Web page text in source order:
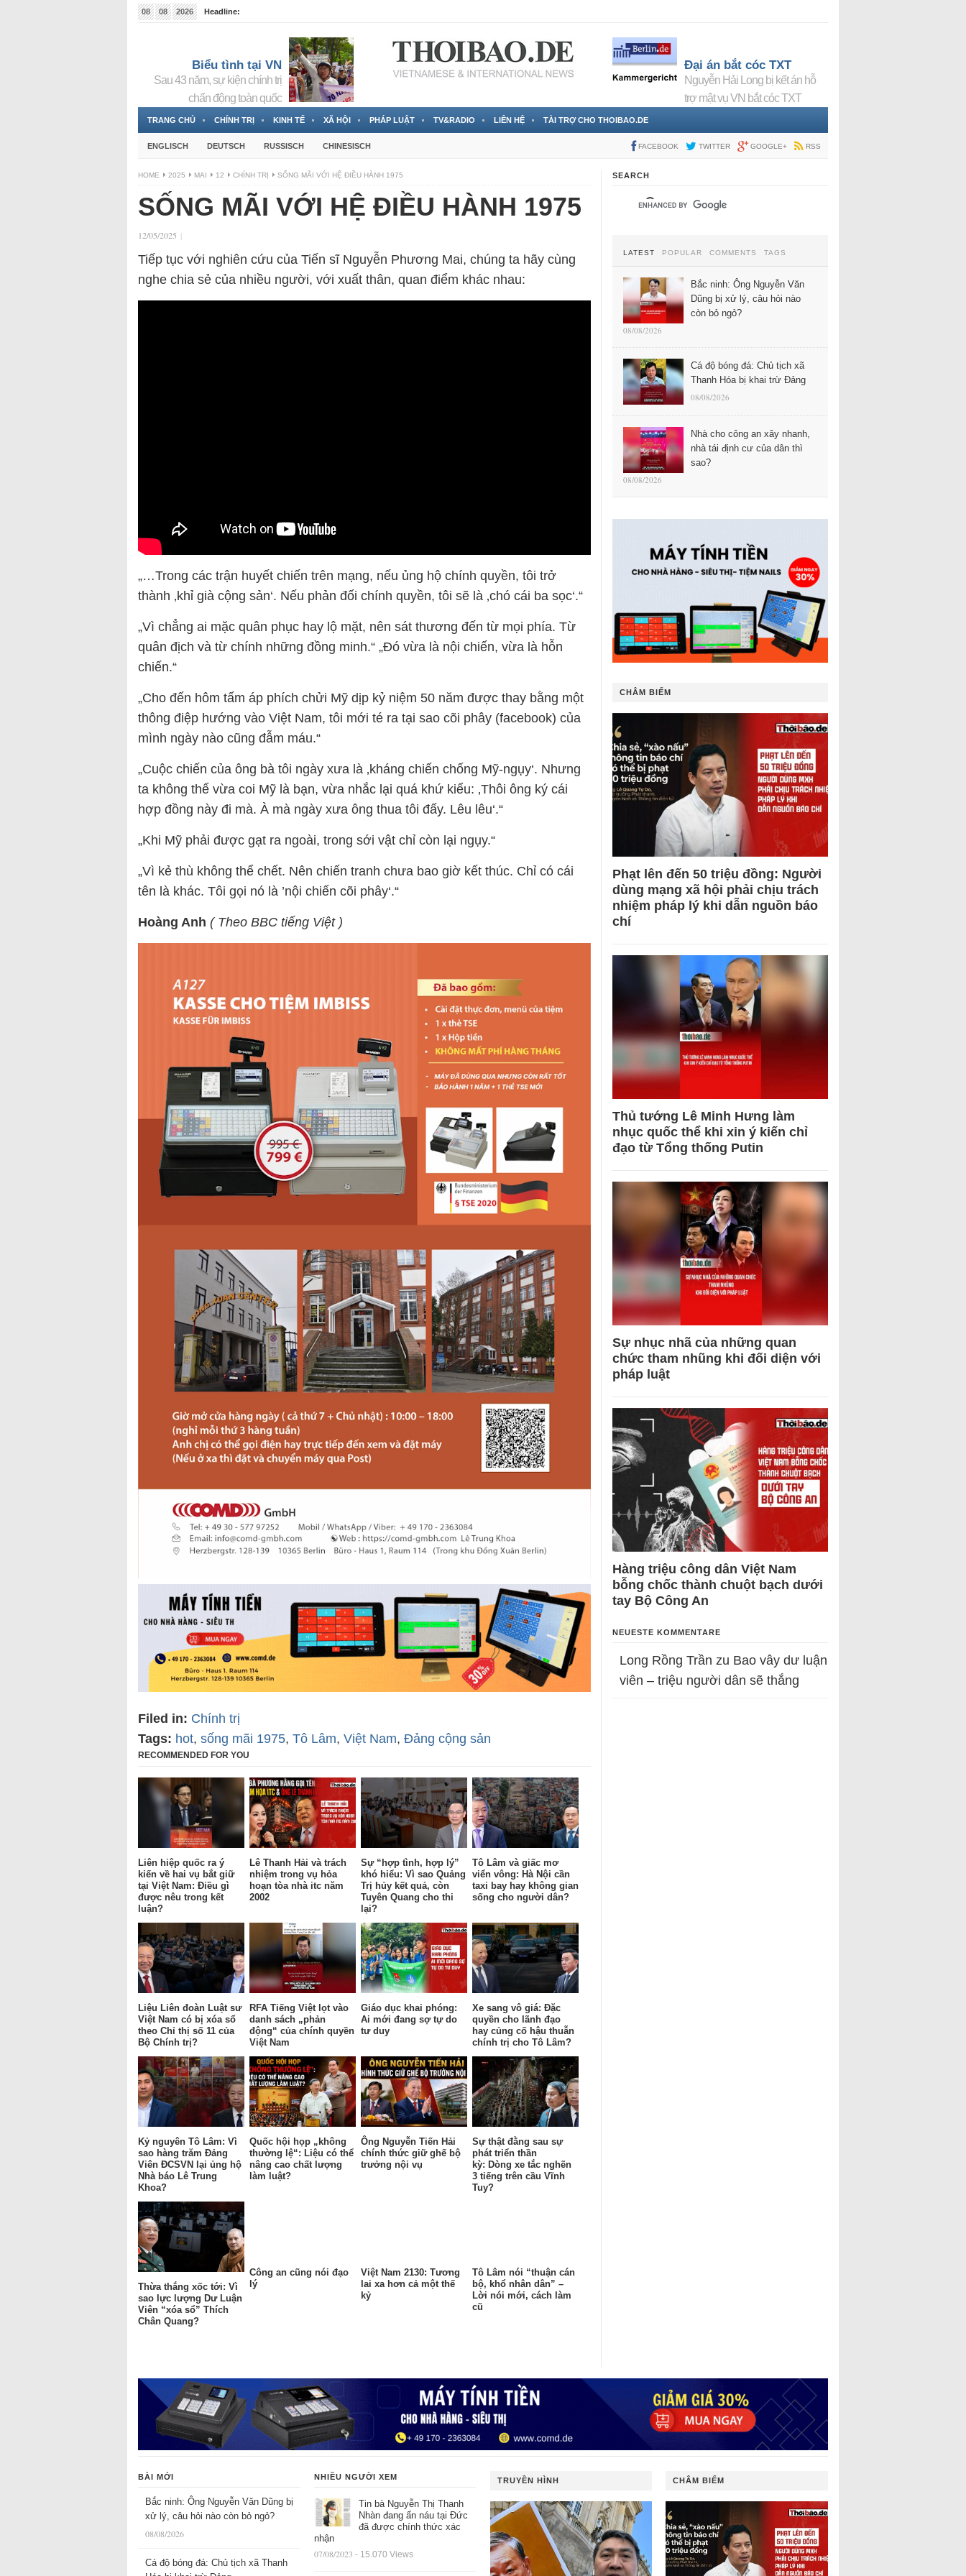
08 08 2026
Headline:
Biểu tình tại VN
Sau 43 năm, sự kiện chính trị
chấn động toàn quốc
Đại án bắt cóc TXT
Nguyễn Hải Long bị kết án hỗ
trợ mật vụ VN bắt cóc TXT
TRANG CHỦ CHÍNH TRỊ KINH TẾ XÃ HỘI PHÁP LUẬT TV&RADIO LIÊN HỆ TÀI TRỢ CHO THOIBAO.DE
ENGLISCH DEUTSCH RUSSISCH CHINESISCH FACEBOOK TWITTER GOOGLE+ RSS
HOME 2025 MAI 12 CHÍNH TRỊ SỐNG MÃI VỚI HỆ ĐIỀU HÀNH 1975
SỐNG MÃI VỚI HỆ ĐIỀU HÀNH 1975
12/05/2025 |
Tiếp tục với nghiên cứu của Tiến sĩ Nguyễn Phương Mai, chúng ta hãy cùng
nghe chia sẻ của nhiều người, với xuất thân, quan điểm khác nhau:
„…Trong các trận huyết chiến trên mạng, nếu ủng hộ chính quyền, tôi trở
thành ‚khỉ già cộng sản‘. Nếu phản đối chính quyền, tôi sẽ là ‚chó cái ba sọc‘.“
„Vì chẳng ai mặc quân phục hay lộ mặt, nên sát thương đến từ mọi phía. Từ
quân địch và từ chính những đồng minh.“ „Đó vừa là nội chiến, vừa là hỗn
chiến.“
„Cho đến hôm tấm áp phích chửi Mỹ dịp kỷ niệm 50 năm được thay bằng một
thông điệp hướng vào Việt Nam, tôi mới té ra tại sao cõi phây (facebook) của
mình ngày nào cũng đẫm máu.“
„Cuộc chiến của ông bà tôi ngày xưa là ‚kháng chiến chống Mỹ-ngụy‘. Nhưng
ta không thể vừa coi Mỹ là bạn, vừa nhắc lại quá khứ kiểu: ‚Thôi ông ký cái
hợp đồng này đi mà. À mà ngày xưa ông thua tôi đấy. Lêu lêu‘.“
„Khi Mỹ phải được gạt ra ngoài, trong sới vật chỉ còn lại ngụy.“
„Vì kẻ thù không thể chết. Nên chiến tranh chưa bao giờ kết thúc. Chỉ có cái
tên là khác. Tôi gọi nó là ’nội chiến cõi phây‘.“
Hoàng Anh ( Theo BBC tiếng Việt )
Filed in: Chính trị
Tags: hot, sống mãi 1975, Tô Lâm, Việt Nam, Đảng cộng sản
RECOMMENDED FOR YOU
Liên hiệp quốc ra ý
kiến về hai vụ bắt giữ
tại Việt Nam: Điều gì
được nêu trong kết
luận?
Lê Thanh Hải và trách
nhiệm trong vụ hỏa
hoạn tòa nhà itc năm
2002
Sự “hợp tình, hợp lý”
khó hiểu: Vì sao Quảng
Trị hủy kết quả, còn
Tuyên Quang cho thi
lại?
Tô Lâm và giấc mơ
viển vông: Hà Nội cần
taxi bay hay không gian
sống cho người dân?
Liệu Liên đoàn Luật sư
Việt Nam có bị xóa sổ
theo Chỉ thị số 11 của
Bộ Chính trị?
RFA Tiếng Việt lọt vào
danh sách „phản
động“ của chính quyền
Việt Nam
Giáo dục khai phóng:
Ai mới đang sợ tự do
tư duy
Xe sang vô giá: Đặc
quyền cho lãnh đạo
hay củng cố hậu thuẫn
chính trị cho Tô Lâm?
Kỷ nguyên Tô Lâm: Vì
sao hàng trăm Đảng
Viên ĐCSVN lại ủng hộ
Nhà báo Lê Trung
Khoa?
Quốc hội họp „không
thường lệ“: Liệu có thể
nâng cao chất lượng
làm luật?
Ông Nguyễn Tiến Hải
chính thức giữ ghế bộ
trưởng nội vụ
Sự thật đằng sau sự
phát triển thần
kỳ: Dòng xe tắc nghẽn
3 tiếng trên cầu Vĩnh
Tuy?
Thừa thắng xốc tới: Vì
sao lực lượng Dư Luận
Viên “xóa sổ” Thích
Chân Quang?
Công an cũng nói đạo
lý
Việt Nam 2130: Tương
lai xa hơn cả một thế
kỷ
Tô Lâm nói “thuận cán
bộ, khổ nhân dân” –
Lời nói mới, cách làm
cũ
SEARCH
LATEST POPULAR COMMENTS TAGS
Bắc ninh: Ông Nguyễn Văn
Dũng bị xử lý, câu hỏi nào
còn bỏ ngỏ?
08/08/2026
Cá độ bóng đá: Chủ tịch xã
Thanh Hóa bị khai trừ Đảng
08/08/2026
Nhà cho công an xây nhanh,
nhà tái định cư của dân thì
sao?
08/08/2026
CHÂM BIẾM
Phạt lên đến 50 triệu đồng: Người
dùng mạng xã hội phải chịu trách
nhiệm pháp lý khi dẫn nguồn báo
chí
Thủ tướng Lê Minh Hưng làm
nhục quốc thể khi xin ý kiến chỉ
đạo từ Tổng thống Putin
Sự nhục nhã của những quan
chức tham nhũng khi đối diện với
pháp luật
Hàng triệu công dân Việt Nam
bỗng chốc thành chuột bạch dưới
tay Bộ Công An
NEUESTE KOMMENTARE
Long Rồng Trần zu Bao vây dư luận
viên – triệu người dân sẽ thắng
BÀI MỚI
Bắc ninh: Ông Nguyễn Văn Dũng bị
xử lý, câu hỏi nào còn bỏ ngỏ?
08/08/2026
Cá độ bóng đá: Chủ tịch xã Thanh
NHIỀU NGƯỜI XEM
Tin bà Nguyễn Thị Thanh
Nhàn đang ẩn náu tại Đức
đã được chính thức xác
nhận
07/08/2023 - 15.070 Views
TRUYỀN HÌNH CHÂM BIẾM